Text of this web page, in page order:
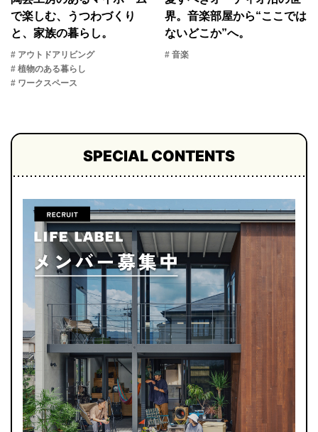
で楽しむ、うつわづくり
と、家族の暮らし。
# アウトドアリビング
# 植物のある暮らし
# ワークスペース
界。音楽部屋から“ここでは
ないどこか”へ。
# 音楽
SPECIAL CONTENTS